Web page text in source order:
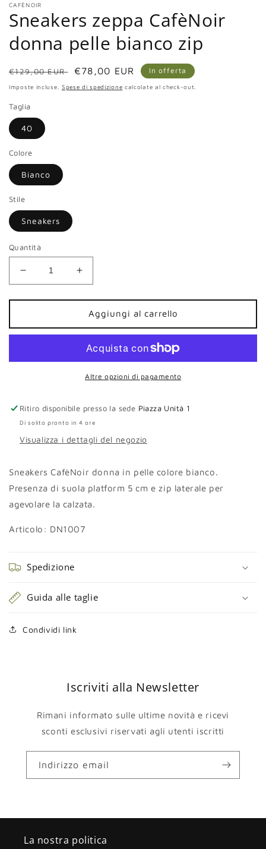
finestra
modale
CAFÈNOIR
Sneakers zeppa CafèNoir
donna pelle bianco zip
Prezzo
di
€129,00 EUR
Prezzo
scontato
€78,00 EUR In offerta
Imposte incluse. Spese di spedizione calcolate al check-out.
Taglia
40
Colore
Bianco
Stile
Sneakers
Quantità
Diminuisci
quantità
per
zeppa
CafèNoir
pelle
Aumenta
quantità
per
Sneakers
zeppa
CafèNoir
donna
pelle
bianco
Aggiungi al carrello
Altre opzioni di pagamento
Ritiro disponibile presso la sede Piazza Unità 1
Di solito pronto in 4 ore
Visualizza i dettagli del negozio
Sneakers CafèNoir donna in pelle colore bianco.
Presenza di suola platform 5 cm e zip laterale per
agevolare la calzata.
Articolo: DN1007
Spedizione
Guida alle taglie
Condividi link
Iscriviti alla Newsletter
Rimani informato sulle ultime novità e ricevi
sconti esclusivi riservati agli utenti iscritti
Indirizzo email
La nostra politica